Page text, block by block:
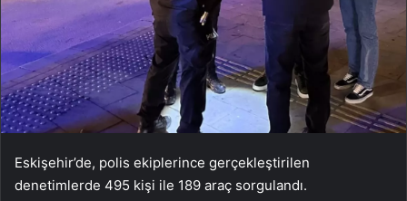
Eskişehir’de, polis ekiplerince gerçekleştirilen
denetimlerde 495 kişi ile 189 araç sorgulandı.